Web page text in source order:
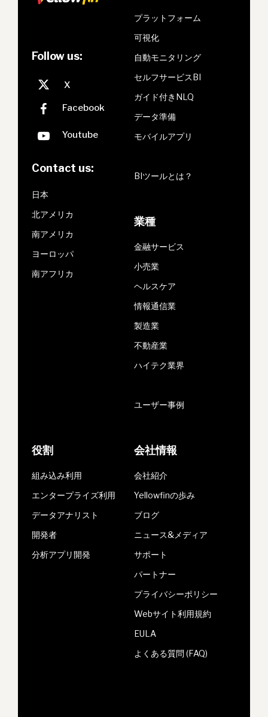
Follow us:
Contact us:
日本
北アメリカ
南アメリカ
ヨーロッパ
南アフリカ
プラットフォーム
可視化
自動モニタリング
セルフサービスBI
ガイド付きNLQ
データ準備
モバイルアプリ
BIツールとは？
業種
金融サービス
小売業
ヘルスケア
情報通信業
製造業
不動産業
ハイテク業界
ユーザー事例
役割
組み込み利用
エンタープライズ利用
データアナリスト
開発者
分析アプリ開発
会社情報
会社紹介
Yellowfinの歩み
ブログ
ニュース&メディア
サポート
パートナー
プライバシーポリシー
Webサイト利用規約
EULA
よくある質問 (FAQ)